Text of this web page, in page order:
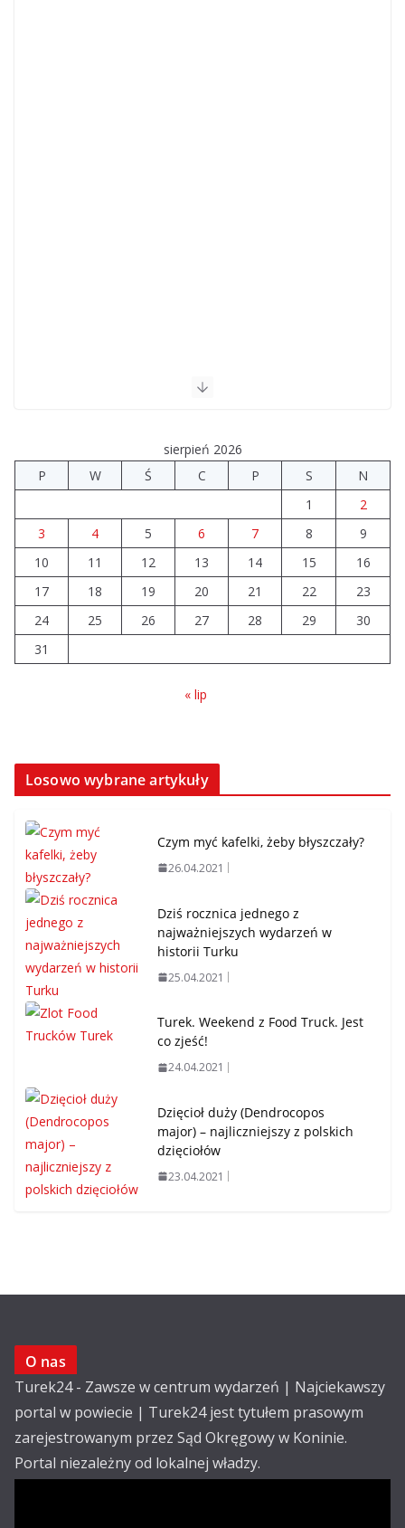
sierpień 2026
P
W Ś C P S
N
1
2
3
4 5 6 7 8
9
10
11 12 13 14 15
16
17
18 19 20 21 22
23
24
25 26 27 28 29
30
31
« lip
Losowo wybrane artykuły
Czym myć kafelki, żeby błyszczały?
26.04.2021
Dziś rocznica jednego z
najważniejszych wydarzeń w
historii Turku
25.04.2021
Turek. Weekend z Food Truck. Jest
co zjeść!
24.04.2021
Dzięcioł duży (Dendrocopos
major) – najliczniejszy z polskich
dzięciołów
23.04.2021
O nas
Turek24 - Zawsze w centrum wydarzeń | Najciekawszy
portal w powiecie | Turek24 jest tytułem prasowym
zarejestrowanym przez Sąd Okręgowy w Koninie.
Portal niezależny od lokalnej władzy.